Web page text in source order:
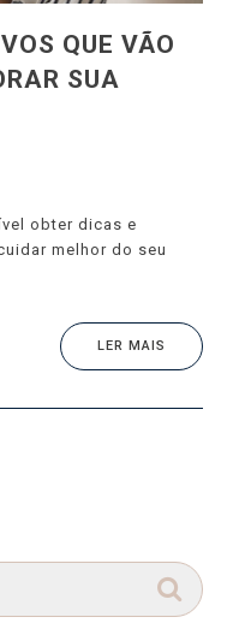
QUE VÃO
SUA
obter dicas e
melhor do seu
LER MAIS